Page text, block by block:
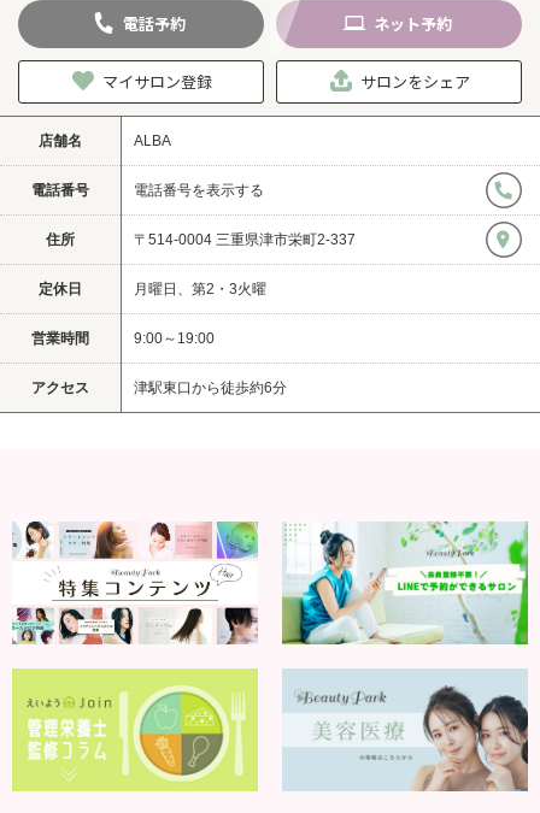
電話予約 ネット予約
マイサロン登録 サロンをシェア
店舗名 ALBA
電話番号 電話番号を表示する
住所 〒514-0004 三重県津市栄町2-337
定休日 月曜日、第2・3火曜
営業時間 9:00～19:00
アクセス 津駅東口から徒歩約6分